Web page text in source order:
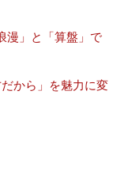
漫」と「算盤」で
から」を魅力に変